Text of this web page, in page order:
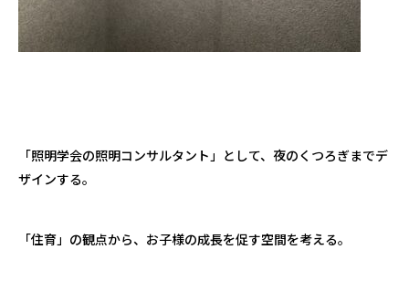
「照明学会の照明コンサルタント」として、夜のくつろぎまでデ
ザインする。
「住育」の観点から、お子様の成長を促す空間を考える。